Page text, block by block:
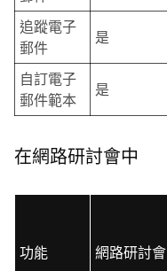
追蹤電子
郵件
是
自訂電子
郵件範本
是
在網路研討會中
功能 網路研討會